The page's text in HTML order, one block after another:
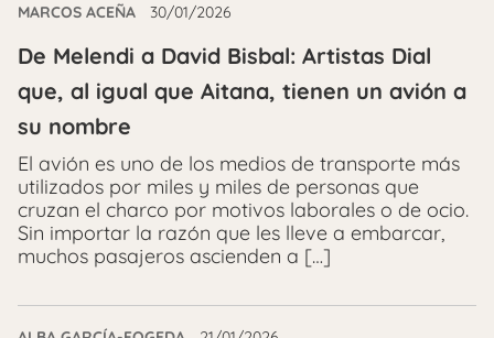
MARCOS ACEÑA 30/01/2026
De Melendi a David Bisbal: Artistas Dial
que, al igual que Aitana, tienen un avión a
su nombre
El avión es uno de los medios de transporte más
utilizados por miles y miles de personas que
cruzan el charco por motivos laborales o de ocio.
Sin importar la razón que les lleve a embarcar,
muchos pasajeros ascienden a […]